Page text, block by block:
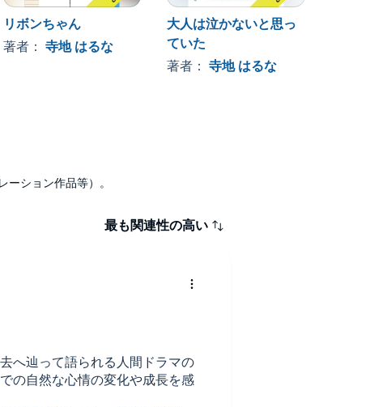
リボンちゃん
著者： 寺地 はるな
大人は泣かないと思っ
ていた
著者：寺地 はるな
ション作品等）。
最も関連性の高い
へ辿って語られる人間ドラマの
の自然な心情の変化や成長を感